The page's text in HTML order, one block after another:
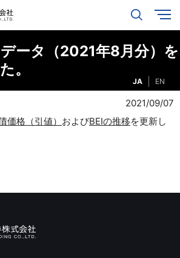
ータ（2021年8月分）を
。
2021/09/07
JA EN
価格（引値） およびBEIの推移を更新し